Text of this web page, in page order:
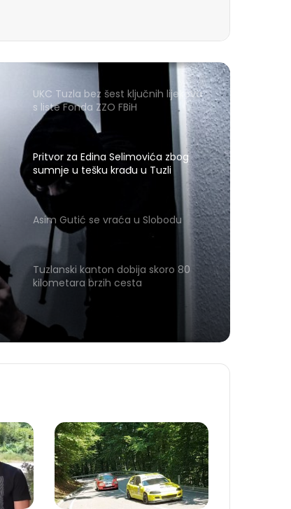
UKC Tuzla bez šest ključnih lijekova
s liste Fonda ZZO FBiH
Pritvor za Edina Selimovića zbog
sumnje u tešku krađu u Tuzli
Asim Gutić se vraća u Slobodu
Tuzlanski kanton dobija skoro 80
kilometara brzih cesta